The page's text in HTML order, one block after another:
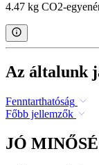
4.47 kg CO2-
Az általunk
Fenntarthatóság
Főbb jellemzők
JÓ